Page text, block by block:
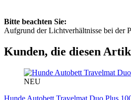
Bitte beachten Sie:
Aufgrund der Lichtverhältnisse bei der
Kunden, die diesen
NEU
Hunde Autobett Travelmat Duo Plus